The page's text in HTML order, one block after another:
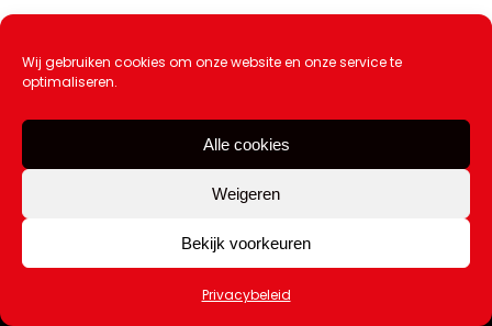
Wij gebruiken cookies om onze website en onze service te
optimaliseren.
Alle cookies
Weigeren
Bekijk voorkeuren
Privacybeleid